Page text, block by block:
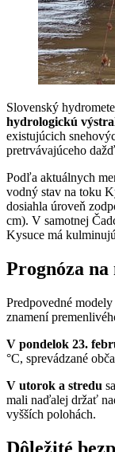
Slovenský
hydrologickú
existujúcich
pretrvávajúceho
Podľa aktuálnych
vodný stav na toku
dosiahla úroveň
cm). V samotnej
Kysuce má
Prognóza
Predpovedné
znamení
V pondelok 23.
°C, sprevádzané
V utorok a stredu
mali naďalej držať
vyšších polohách.
Dôležité